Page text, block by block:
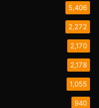
5,406
2,272
2,170
2,178
1,055
940